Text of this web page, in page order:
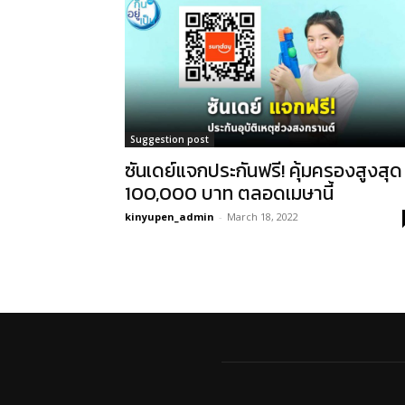
Suggestion post
ซันเดย์แจกประกันฟรี! คุ้มครองสูงสุด
100,000 บาท ตลอดเมษานี้
kinyupen_admin - March 18, 2022